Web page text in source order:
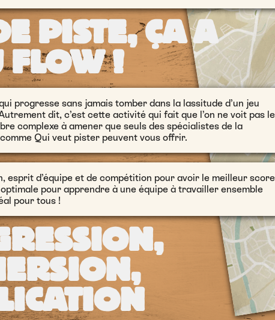
PISTE, ÇA A
FLOW !
progresse sans jamais tomber dans la lassitude d’un jeu
dit, c’est cette activité qui fait que l’on ne voit pas le
complexe à amener que seuls des spécialistes de la
Qui veut pister peuvent vous offrir.
esprit d’équipe et de compétition pour avoir le meilleur
pour apprendre à une équipe à travailler ensemble
pour tous !